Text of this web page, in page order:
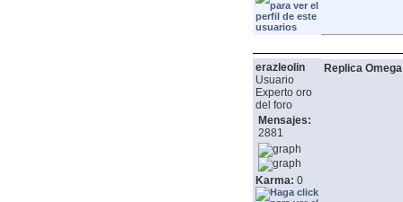
erazleolin
Usuario
Experto oro
del foro
Mensajes:
2881
Karma: 0
Replica